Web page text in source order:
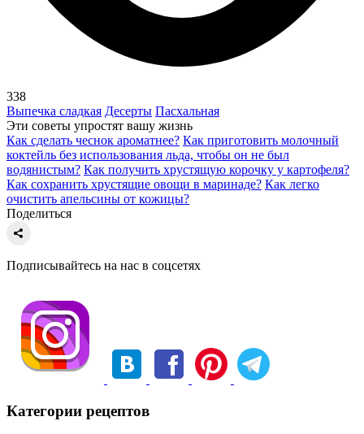
338
Выпечка сладкая Десерты Пасхальная
Эти советы упростят вашу жизнь
Как сделать чеснок ароматнее? Как приготовить молочный
коктейль без использования льда, чтобы он не был
водянистым? Как получить хрустящую корочку у картофеля?
Как сохранить хрустящие овощи в маринаде? Как легко
очистить апельсины от кожицы?
Поделиться
Подписывайтесь на нас в соцсетях
Категории рецептов